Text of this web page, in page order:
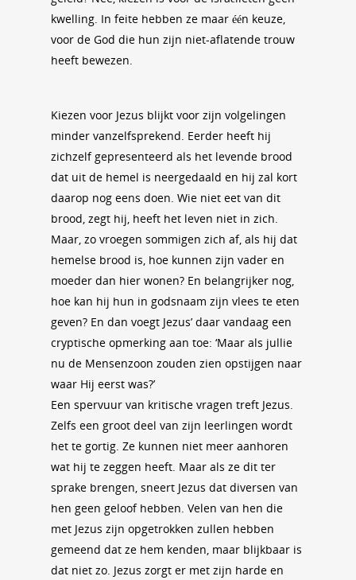
kwelling. In feite hebben ze maar één keuze,
voor de God die hun zijn niet-aflatende trouw
heeft bewezen.
Kiezen voor Jezus blijkt voor zijn volgelingen
minder vanzelfsprekend. Eerder heeft hij
zichzelf gepresenteerd als het levende brood
dat uit de hemel is neergedaald en hij zal kort
daarop nog eens doen. Wie niet eet van dit
brood, zegt hij, heeft het leven niet in zich.
Maar, zo vroegen sommigen zich af, als hij dat
hemelse brood is, hoe kunnen zijn vader en
moeder dan hier wonen? En belangrijker nog,
hoe kan hij hun in godsnaam zijn vlees te eten
geven? En dan voegt Jezus’ daar vandaag een
cryptische opmerking aan toe: ‘Maar als jullie
nu de Mensenzoon zouden zien opstijgen naar
waar Hij eerst was?’
Een spervuur van kritische vragen treft Jezus.
Zelfs een groot deel van zijn leerlingen wordt
het te gortig. Ze kunnen niet meer aanhoren
wat hij te zeggen heeft. Maar als ze dit ter
sprake brengen, sneert Jezus dat diversen van
hen geen geloof hebben. Velen van hen die
met Jezus zijn opgetrokken zullen hebben
gemeend dat ze hem kenden, maar blijkbaar is
dat niet zo. Jezus zorgt er met zijn harde en